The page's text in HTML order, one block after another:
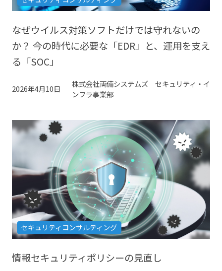
なぜウイルス対策ソフトだけでは守れないの
か？ 今の時代に必要な「EDR」と、運用を支え
る「SOC」
2026年4月10日
株式会社両備システムズ セキュリティ・イ
ンフラ事業部
セキュリティコンサルティング
情報セキュリティポリシーの見直し